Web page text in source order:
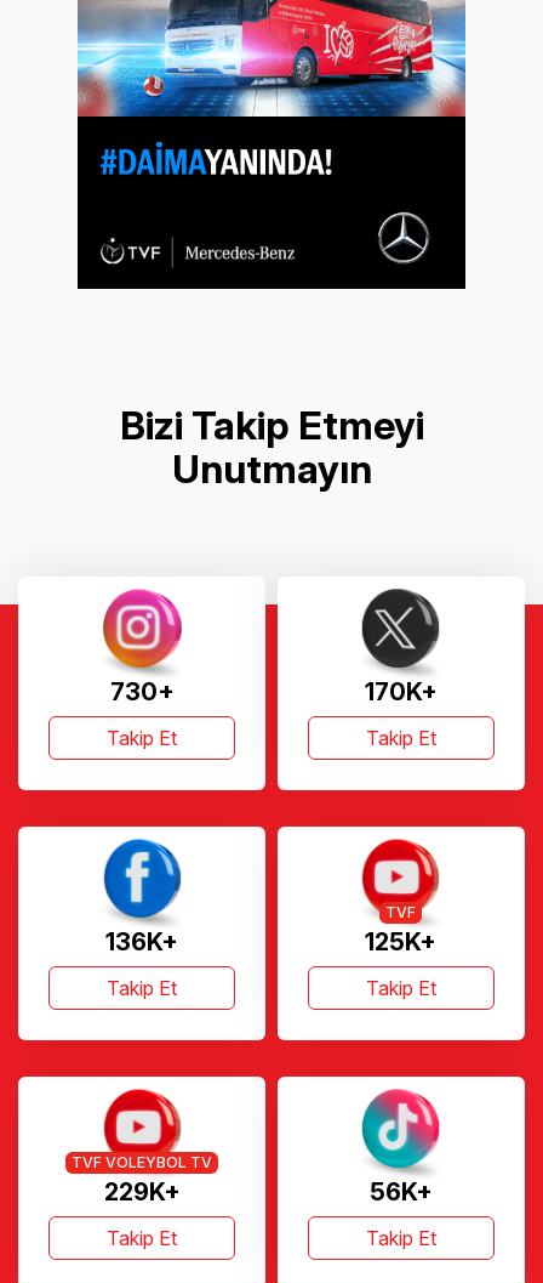
Bizi Takip Etmeyi
Unutmayın
730+
Takip Et
170K+
Takip Et
136K+
Takip Et
125K+
TVF
Takip Et
229K+
TVF VOLEYBOL TV
Takip Et
56K+
Takip Et